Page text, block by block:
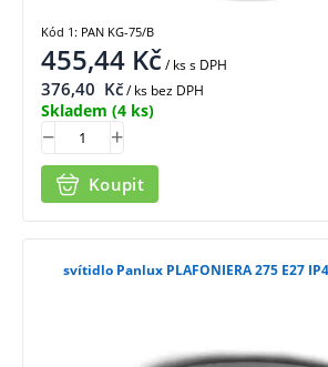
455,44 Kč/ kss DPH
376,40 Kč/ ks bez DPH
Skladem (4 ks)
Koupit
Kód 1: PAN KG-75/B
svítidlo Panlux PLAFONIERA 275 E27